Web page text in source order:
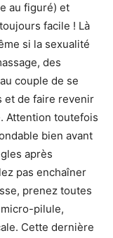
au figuré) et
facile ! Là
si la sexualité
des
couple de se
et de faire revenir
Attention toutefois
bien avant
après
pas enchaîner
prenez toutes
pilule,
Cette dernière